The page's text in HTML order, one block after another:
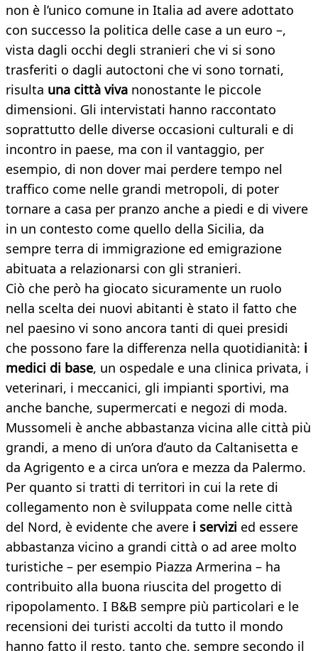
non è l’unico comune in Italia ad avere adottato
con successo la politica delle case a un euro –,
vista dagli occhi degli stranieri che vi si sono
trasferiti o dagli autoctoni che vi sono tornati,
risulta una città viva nonostante le piccole
dimensioni. Gli intervistati hanno raccontato
soprattutto delle diverse occasioni culturali e di
incontro in paese, ma con il vantaggio, per
esempio, di non dover mai perdere tempo nel
traffico come nelle grandi metropoli, di poter
tornare a casa per pranzo anche a piedi e di vivere
in un contesto come quello della Sicilia, da
sempre terra di immigrazione ed emigrazione
abituata a relazionarsi con gli stranieri.
Ciò che però ha giocato sicuramente un ruolo
nella scelta dei nuovi abitanti è stato il fatto che
nel paesino vi sono ancora tanti di quei presidi
che possono fare la differenza nella quotidianità: i
medici di base, un ospedale e una clinica privata, i
veterinari, i meccanici, gli impianti sportivi, ma
anche banche, supermercati e negozi di moda.
Mussomeli è anche abbastanza vicina alle città più
grandi, a meno di un’ora d’auto da Caltanisetta e
da Agrigento e a circa un’ora e mezza da Palermo.
Per quanto si tratti di territori in cui la rete di
collegamento non è sviluppata come nelle città
del Nord, è evidente che avere i servizi ed essere
abbastanza vicino a grandi città o ad aree molto
turistiche – per esempio Piazza Armerina – ha
contribuito alla buona riuscita del progetto di
ripopolamento. I B&B sempre più particolari e le
recensioni dei turisti accolti da tutto il mondo
hanno fatto il resto, tanto che, sempre secondo il